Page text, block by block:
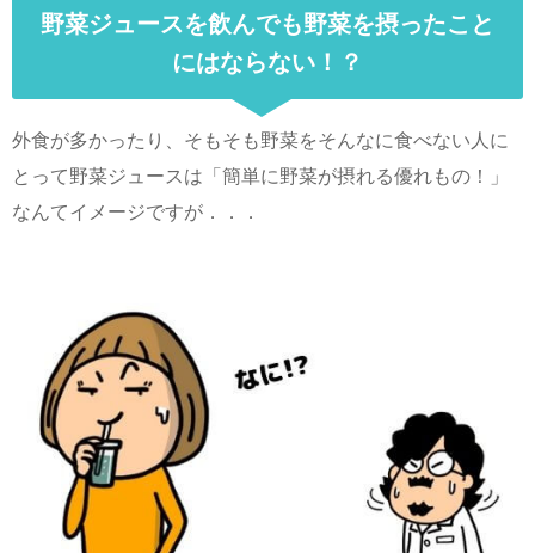
野菜ジュースを飲んでも野菜を摂ったこと
にはならない！？
外食が多かったり、そもそも野菜をそんなに食べない人に
とって野菜ジュースは「簡単に野菜が摂れる優れもの！」
なんてイメージですが．．．